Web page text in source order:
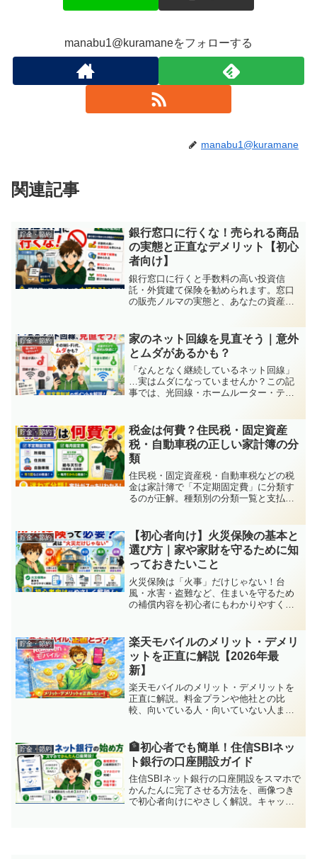
manabu1@kuramaneをフォローする
manabu1@kuramane
関連記事
貯金・節約
銀行窓口に行くな！売られる商品
の実態と正直なデメリット【初心
者向け】
銀行窓口に行くと手数料の高い投資信
託・外貨建て保険を勧められます。窓口
の販売ノルマの実態と、あなたの資産を
貯金・節約
家のネット回線を見直そう｜意外
とムダがあるかも？
「なんとなく継続しているネット回線」
…実はムダになっていませんか？この記
事では、光回線・ホームルーター・テザ
します。
貯金・節約
税金は何費？住民税・固定資産
税・自動車税の正しい家計簿の分
類
住民税・固定資産税・自動車税などの税
金は家計簿で「不定期固定費」に分類す
るのが正解。種類別の分類一覧と支払い
貯金・節約
【初心者向け】火災保険の基本と
選び方｜家や家財を守るために知
っておきたいこと
火災保険は「火事」だけじゃない！台
風・水害・盗難など、住まいを守るため
の補償内容を初心者にもわかりやすく解
貯金・節約
楽天モバイルのメリット・デメリ
ットを正直に解説【2026年最
新】
楽天モバイルのメリット・デメリットを
正直に解説。料金プランや他社との比
較、向いている人・向いていない人まで
貯金・節約
🏦初心者でも簡単！住信SBIネッ
ト銀行の口座開設ガイド
住信SBIネット銀行の口座開設をスマホで
かんたんに完了させる方法を、画像つき
で初心者向けにやさしく解説。キャッシ